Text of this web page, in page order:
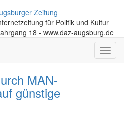
Zeitung
für Politik und Kultur
18 - www.daz-augsburg.de
Toggle
MAN-
günstige